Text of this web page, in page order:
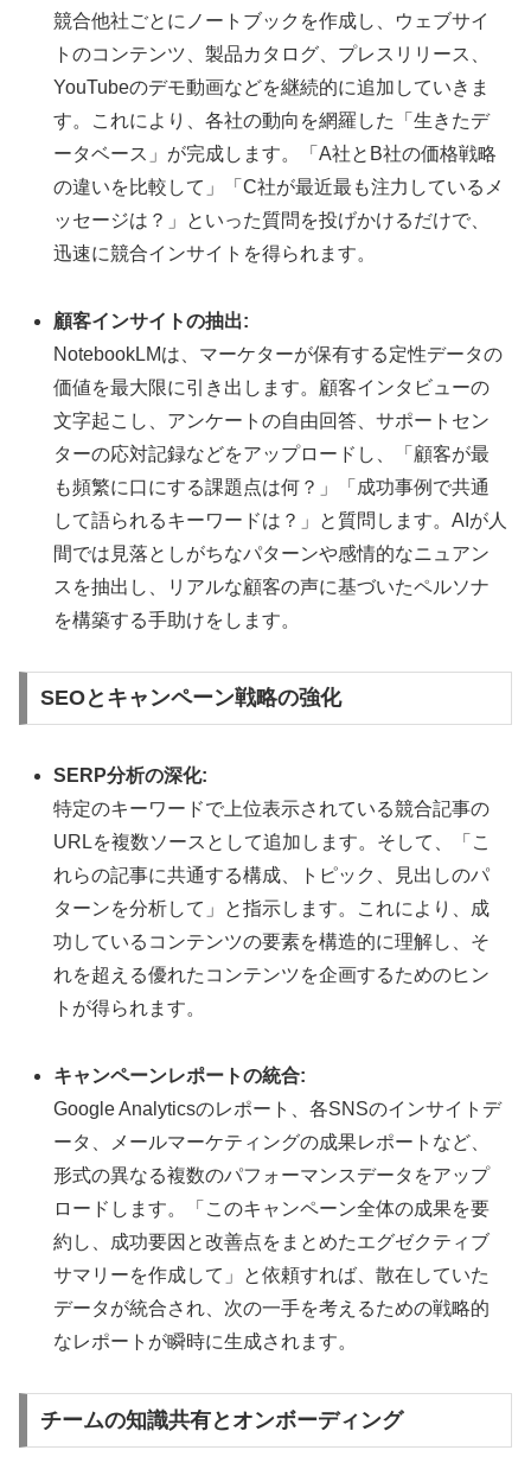
競合他社ごとにノートブックを作成し、ウェブサイ
トのコンテンツ、製品カタログ、プレスリリース、
YouTubeのデモ動画などを継続的に追加していきま
す。これにより、各社の動向を網羅した「生きたデ
ータベース」が完成します。「A社とB社の価格戦略
の違いを比較して」「C社が最近最も注力しているメ
ッセージは？」といった質問を投げかけるだけで、
迅速に競合インサイトを得られます。
顧客インサイトの抽出:
NotebookLMは、マーケターが保有する定性データの
価値を最大限に引き出します。顧客インタビューの
文字起こし、アンケートの自由回答、サポートセン
ターの応対記録などをアップロードし、「顧客が最
も頻繁に口にする課題点は何？」「成功事例で共通
して語られるキーワードは？」と質問します。AIが人
間では見落としがちなパターンや感情的なニュアン
スを抽出し、リアルな顧客の声に基づいたペルソナ
を構築する手助けをします。
SEOとキャンペーン戦略の強化
SERP分析の深化:
特定のキーワードで上位表示されている競合記事の
URLを複数ソースとして追加します。そして、「こ
れらの記事に共通する構成、トピック、見出しのパ
ターンを分析して」と指示します。これにより、成
功しているコンテンツの要素を構造的に理解し、そ
れを超える優れたコンテンツを企画するためのヒン
トが得られます。
キャンペーンレポートの統合:
Google Analyticsのレポート、各SNSのインサイトデ
ータ、メールマーケティングの成果レポートなど、
形式の異なる複数のパフォーマンスデータをアップ
ロードします。「このキャンペーン全体の成果を要
約し、成功要因と改善点をまとめたエグゼクティブ
サマリーを作成して」と依頼すれば、散在していた
データが統合され、次の一手を考えるための戦略的
なレポートが瞬時に生成されます。
チームの知識共有とオンボーディング